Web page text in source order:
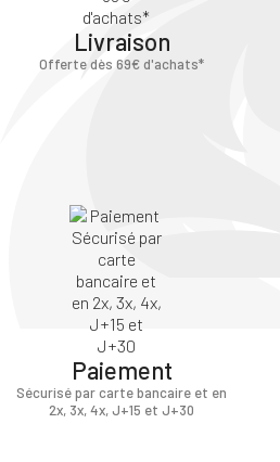
Livraison
Offerte dès 69€ d'achats*
Paiement
Sécurisé par carte bancaire et en
2x, 3x, 4x, J+15 et J+30